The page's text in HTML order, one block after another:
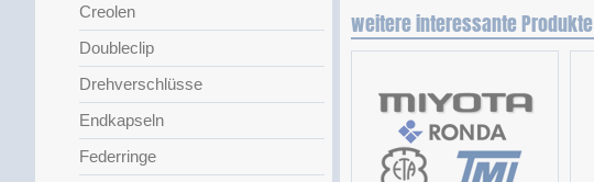
Creolen
Doubleclip
Drehverschlüsse
Endkapseln
Federringe
weitere interessante Produkte